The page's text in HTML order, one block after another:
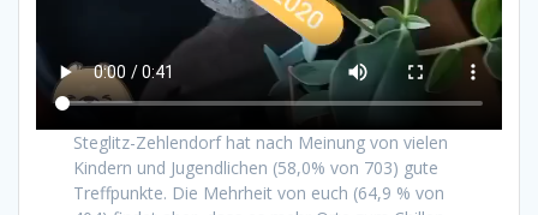
Steglitz-Zehlendorf hat nach Meinung von vielen
Kindern und Jugendlichen (58,0% von 703) gute
Treffpunkte. Die Mehrheit von euch (64,9 % von